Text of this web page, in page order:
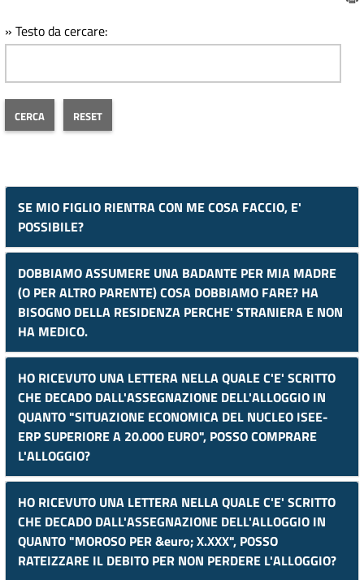
» Testo da cercare:
SE MIO FIGLIO RIENTRA CON ME COSA FACCIO, E'
POSSIBILE?
DOBBIAMO ASSUMERE UNA BADANTE PER MIA MADRE
(O PER ALTRO PARENTE) COSA DOBBIAMO FARE? HA
BISOGNO DELLA RESIDENZA PERCHE' STRANIERA E NON
HA MEDICO.
HO RICEVUTO UNA LETTERA NELLA QUALE C'E' SCRITTO
CHE DECADO DALL'ASSEGNAZIONE DELL'ALLOGGIO IN
QUANTO "SITUAZIONE ECONOMICA DEL NUCLEO ISEE-
ERP SUPERIORE A 20.000 EURO", POSSO COMPRARE
L'ALLOGGIO?
HO RICEVUTO UNA LETTERA NELLA QUALE C'E' SCRITTO
CHE DECADO DALL'ASSEGNAZIONE DELL'ALLOGGIO IN
QUANTO "MOROSO PER &euro; X.XXX", POSSO
RATEIZZARE IL DEBITO PER NON PERDERE L'ALLOGGIO?